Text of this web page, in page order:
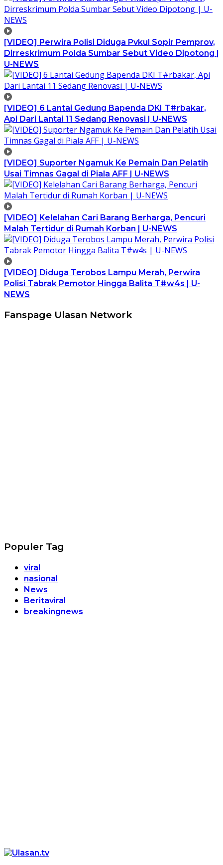
[VIDEO] Perwira Polisi Diduga Pvkul Sopir Pemprov,
Dirreskrimum Polda Sumbar Sebut Video Dipotong |
U-NEWS
[VIDEO] 6 Lantai Gedung Bapenda DKI T#rbakar,
Api Dari Lantai 11 Sedang Renovasi | U-NEWS
[VIDEO] Suporter Ngamuk Ke Pemain Dan Pelatih
Usai Timnas Gagal di Piala AFF | U-NEWS
[VIDEO] Kelelahan Cari Barang Berharga, Pencuri
Malah Tertidur di Rumah Korban | U-NEWS
[VIDEO] Diduga Terobos Lampu Merah, Perwira
Polisi Tabrak Pemotor Hingga Balita T#w4s | U-
NEWS
Fanspage Ulasan Network
Populer Tag
viral
nasional
News
Beritaviral
breakingnews